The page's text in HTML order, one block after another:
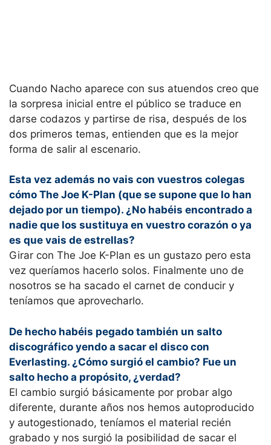
Cuando Nacho aparece con sus atuendos creo que
la sorpresa inicial entre el público se traduce en
darse codazos y partirse de risa, después de los
dos primeros temas, entienden que es la mejor
forma de salir al escenario.
Esta vez además no vais con vuestros colegas
cómo The Joe K-Plan (que se supone que lo han
dejado por un tiempo). ¿No habéis encontrado a
nadie que los sustituya en vuestro corazón o ya
es que vais de estrellas?
Girar con The Joe K-Plan es un gustazo pero esta
vez queríamos hacerlo solos. Finalmente uno de
nosotros se ha sacado el carnet de conducir y
teníamos que aprovecharlo.
De hecho habéis pegado también un salto
discográfico yendo a sacar el disco con
Everlasting. ¿Cómo surgió el cambio? Fue un
salto hecho a propósito, ¿verdad?
El cambio surgió básicamente por probar algo
diferente, durante años nos hemos autoproducido
y autogestionado, teníamos el material recién
grabado y nos surgió la posibilidad de sacar el